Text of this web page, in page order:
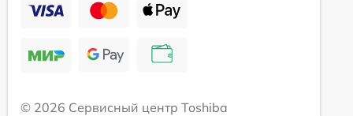
© 2026 Сервисный центр Toshiba